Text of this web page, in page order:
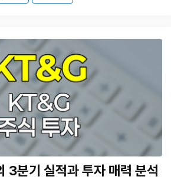
분기 실적과 투자 매력 분석